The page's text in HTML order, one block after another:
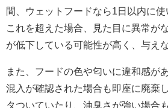
間、ウェットフードなら1日以内に使
これを超えた場合、見た目に異常が
が低下している可能性が高く、与え
また、フードの色や匂いに違和感が
混入が確認された場合も即座に廃棄
タついていたり、油臭さが強い場合